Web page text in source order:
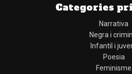
Categories
Narrativa
Negra i
Infantil i
Poesia
Feminisme